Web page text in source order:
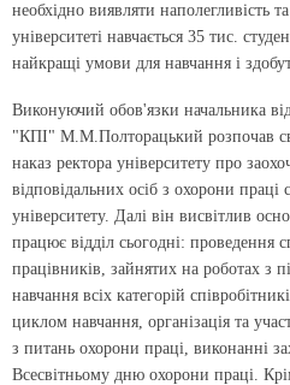
необхідно виявляти наполегливість
університеті навчається 35 тис.
найкращі умови для навчання і
Виконуючий обов'язки начальника
"КПІ" М.М.Полторацький розпочав
наказ ректора університету про
відповідальних осіб з охорони праці
університету. Далі він висвітлив
працює відділ сьогодні: проведення
працівників, зайнятих на роботах з
навчання всіх категорій
циклом навчання, організація та
з питань охорони праці, виконанні
Всесвітньому дню охорони праці.